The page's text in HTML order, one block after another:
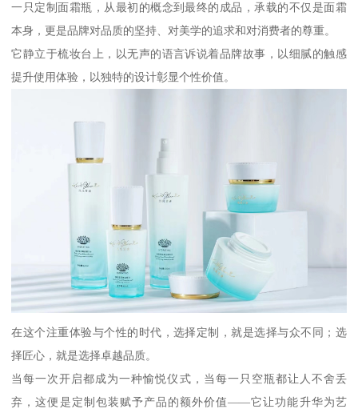
一只定制面霜瓶，从最初的概念到最终的成品，承载的不仅是面霜
本身，更是品牌对品质的坚持、对美学的追求和对消费者的尊重。
它静立于梳妆台上，以无声的语言诉说着品牌故事，以细腻的触感
提升使用体验，以独特的设计彰显个性价值。
在这个注重体验与个性的时代，选择定制，就是选择与众不同；选
择匠心，就是选择卓越品质。
当每一次开启都成为一种愉悦仪式，当每一只空瓶都让人不舍丢
弃，这便是定制包装赋予产品的额外价值——它让功能升华为艺